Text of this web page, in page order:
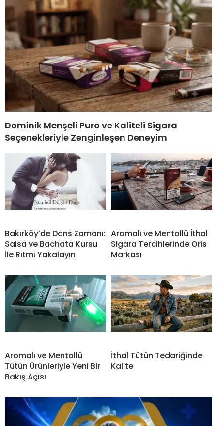
Dominik Menşeli Puro ve Kaliteli Sigara
Seçenekleriyle Zenginleşen Deneyim
Bakırköy’de Dans Zamanı:
Salsa ve Bachata Kursu
İle Ritmi Yakalayın!
Aromalı ve Mentollü İthal
Sigara Tercihlerinde Oris
Markası
Aromalı ve Mentollü
Tütün Ürünleriyle Yeni Bir
Bakış Açısı
İthal Tütün Tedariğinde
Kalite